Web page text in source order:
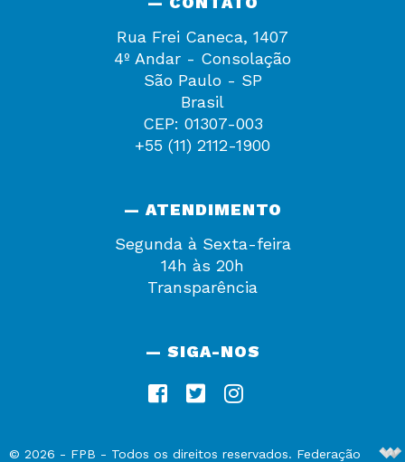
Rua Frei Caneca, 1407
4º Andar - Consolação
São Paulo - SP
Brasil
CEP: 01307-003
+55 (11) 2112-1900
— ATENDIMENTO
Segunda à Sexta-feira
14h às 20h
Transparência
— SIGA-NOS
© 2026 - FPB - Todos os direitos reservados. Federação